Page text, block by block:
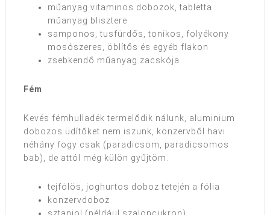
műanyag vitaminos dobozok, tabletta
műanyag blisztere
samponos, tusfürdős, tonikos, folyékony
mosószeres, öblítős és egyéb flakon
zsebkendő műanyag zacskója
Fém
Kevés fémhulladék termelődik nálunk, aluminium
dobozos üdítőket nem iszunk, konzervből havi
néhány fogy csak (paradicsom, paradicsomos
bab), de attól még külön gyűjtöm.
tejfölös, joghurtos doboz tetején a fólia
konzervdoboz